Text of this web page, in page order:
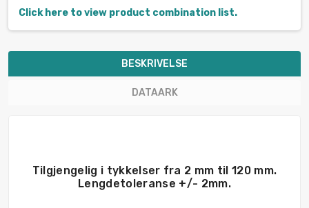
Click here to view product combination list.
BESKRIVELSE
DATAARK
Tilgjengelig i tykkelser fra 2 mm til 120 mm.
Lengdetoleranse +/- 2mm.